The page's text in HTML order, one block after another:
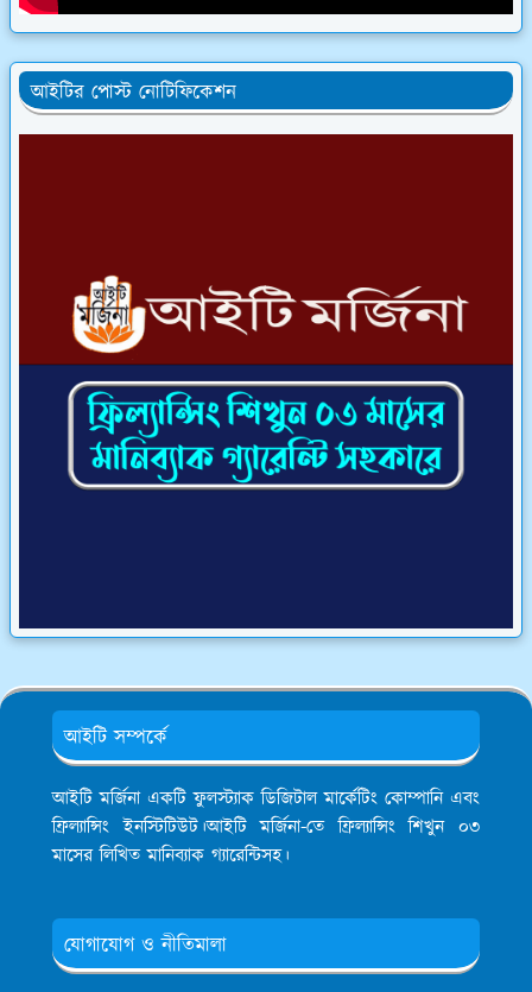
আইটির পোস্ট নোটিফিকেশন
আইটি সম্পর্কে
আইটি মর্জিনা একটি ফুলস্ট্যাক ডিজিটাল মার্কেটিং কোম্পানি এবং
ফ্রিল্যান্সিং ইনস্টিটিউট।আইটি মর্জিনা-তে ফ্রিল্যান্সিং শিখুন ০৩
মাসের লিখিত মানিব্যাক গ্যারেন্টিসহ।
যোগাযোগ ও নীতিমালা